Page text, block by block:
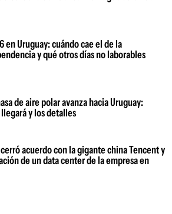
en Uruguay: cuándo cae el de la
y qué otros días no laborables
de aire polar avanza hacia Uruguay:
y los detalles
acuerdo con la gigante china Tencent y
de un data center de la empresa en